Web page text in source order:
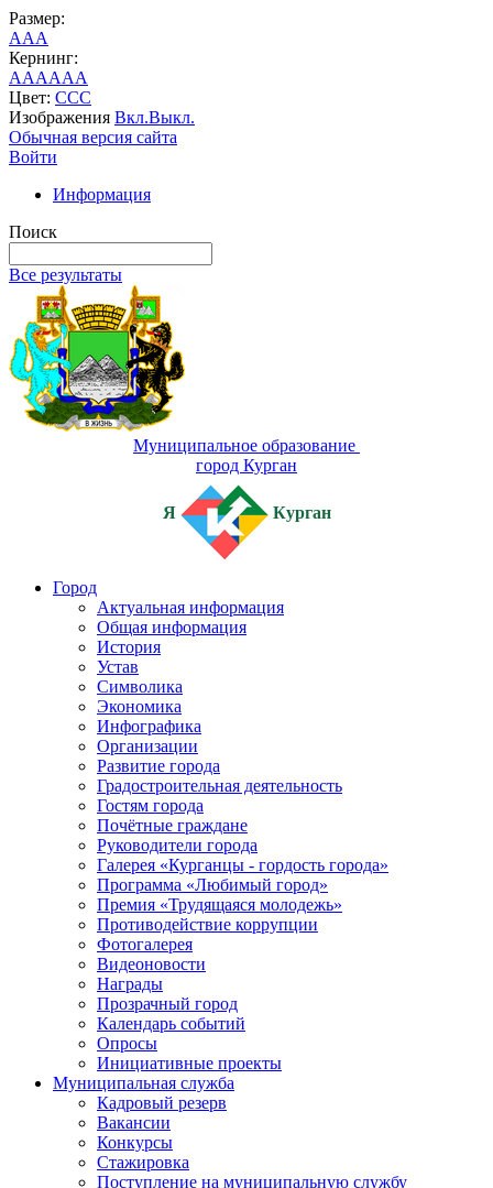
Размер:
AAA
Кернинг:
AAAAAA
Цвет: CCC
Изображения Вкл.Выкл.
Обычная версия сайта
Войти
Информация
Поиск
Все результаты
Муниципальное образование
город Курган
Я Курган
Город
Актуальная информация
Общая информация
История
Устав
Символика
Экономика
Инфографика
Организации
Развитие города
Градостроительная деятельность
Гостям города
Почётные граждане
Руководители города
Галерея «Курганцы - гордость города»
Программа «Любимый город»
Премия «Трудящаяся молодежь»
Противодействие коррупции
Фотогалерея
Видеоновости
Награды
Прозрачный город
Календарь событий
Опросы
Инициативные проекты
Муниципальная служба
Кадровый резерв
Вакансии
Конкурсы
Стажировка
Поступление на муниципальную службу